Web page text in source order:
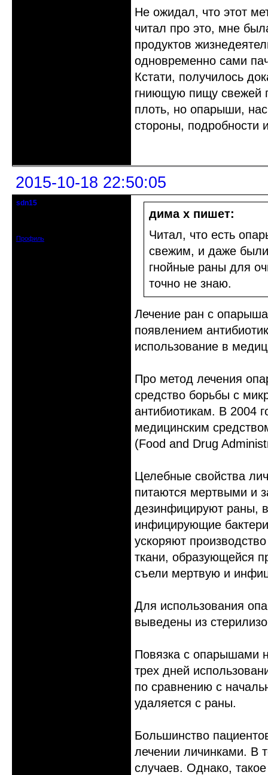
Не ожидал, что этот
читал про это, мне
продуктов
одновременно сами
Кстати, получилось
гниющую пищу свежей
плоть, но опарыши,
стороны, подробности
2015-10-18 22:50:05
sdn15
Профиль
дима х пишет:
Читал, что есть
свежим, и даже были
гнойные раны для
точно не знаю.
Лечение ран с
появлением
использование в
Про метод лечения
средство борьбы с
антибиотикам. В 2004
медицинским
(Food and Drug
Целебные свойства
питаются мертвыми и
дезинфицируют раны,
инфицирующие
ускоряют
ткани, образующейся
съели мертвую и
Для использования
выведены из
Повязка с опарышами
трех дней
по сравнению с
удаляется с раны.
Большинство
лечении личинками. В
случаев. Однако,